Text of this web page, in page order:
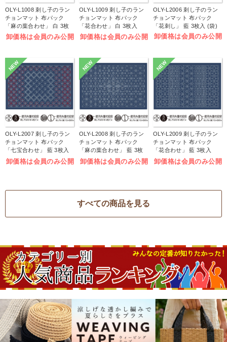
OLY-L1008 刺し子のラン
チョンマット 布パック
「麻の葉合わせ」 白 3枚
入 (袋)
卸価格は会員のみ公開
OLY-L1009 刺し子のラン
チョンマット 布パック
「花合わせ」 白 3枚入
(袋)
卸価格は会員のみ公開
OLY-L2006 刺し子のラン
チョンマット 布パック
「花刺し」 藍 3枚入 (袋)
卸価格は会員のみ公開
NEW
OLY-L2007 刺し子のラン
チョンマット 布パック
「七宝合わせ」 藍 3枚入
(袋)
卸価格は会員のみ公開
NEW
OLY-L2008 刺し子のラン
チョンマット 布パック
「麻の葉合わせ」 藍 3枚
入 (袋)
卸価格は会員のみ公開
NEW
OLY-L2009 刺し子のラン
チョンマット 布パック
「花合わせ」 藍 3枚入
(袋)
卸価格は会員のみ公開
すべての商品を見る